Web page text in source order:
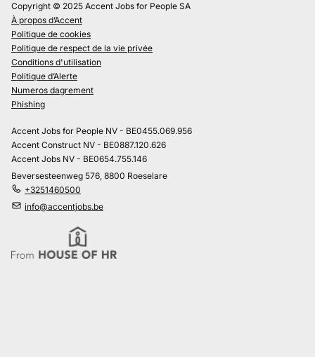
Copyright © 2025 Accent Jobs for People SA
À propos d’Accent
Politique de cookies
Politique de respect de la vie privée
Conditions d'utilisation
Politique d’Alerte
Numeros dagrement
Phishing
Accent Jobs for People NV - BE0455.069.956
Accent Construct NV - BE0887.120.626
Accent Jobs NV - BE0654.755.146
Beversesteenweg 576, 8800 Roeselare
+3251460500
info@accentjobs.be